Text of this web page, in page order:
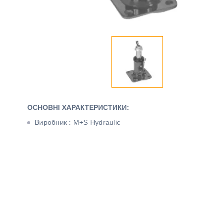
ОСНОВНІ ХАРАКТЕРИСТИКИ:
Виробник : M+S Hydraulic